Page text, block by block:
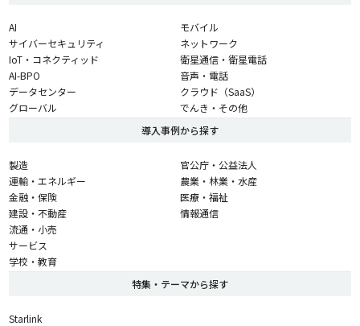
AI
サイバーセキュリティ
IoT・コネクティッド
AI-BPO
データセンター
グローバル
モバイル
ネットワーク
衛星通信・衛星電話
音声・電話
クラウド（SaaS）
でんき・その他
導入事例から探す
製造
運輸・エネルギー
金融・保険
建設・不動産
流通・小売
サービス
学校・教育
官公庁・公益法人
農業・林業・水産
医療・福祉
情報通信
特集・テーマから探す
Starlink